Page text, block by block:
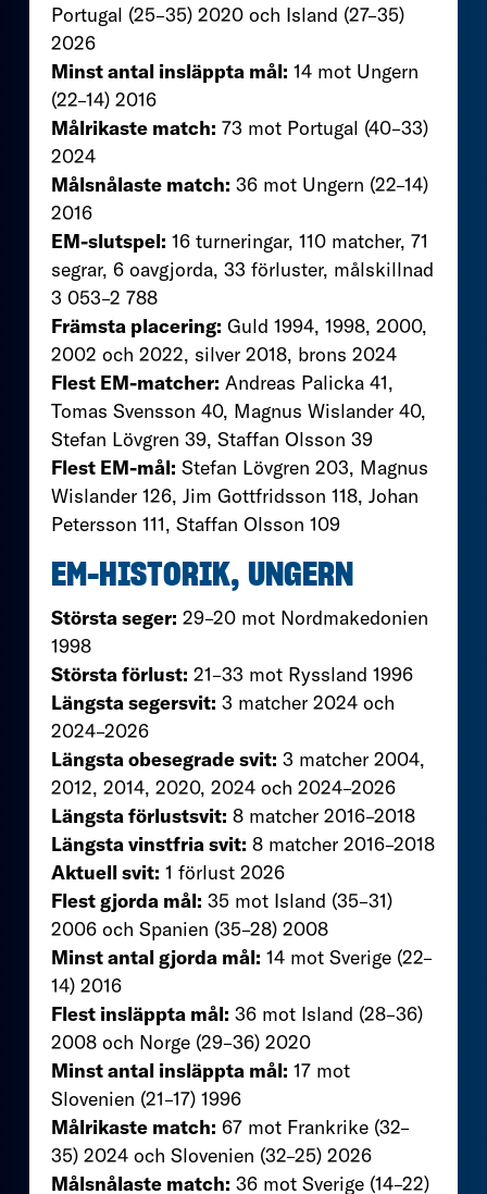
Portugal (25–35) 2020 och Island (27–35)
2026
Minst antal insläppta mål: 14 mot Ungern
(22–14) 2016
Målrikaste match: 73 mot Portugal (40–33)
2024
Målsnålaste match: 36 mot Ungern (22–14)
2016
EM-slutspel: 16 turneringar, 110 matcher, 71
segrar, 6 oavgjorda, 33 förluster, målskillnad
3 053–2 788
Främsta placering: Guld 1994, 1998, 2000,
2002 och 2022, silver 2018, brons 2024
Flest EM-matcher: Andreas Palicka 41,
Tomas Svensson 40, Magnus Wislander 40,
Stefan Lövgren 39, Staffan Olsson 39
Flest EM-mål: Stefan Lövgren 203, Magnus
Wislander 126, Jim Gottfridsson 118, Johan
Petersson 111, Staffan Olsson 109
EM-HISTORIK, UNGERN
Största seger: 29–20 mot Nordmakedonien
1998
Största förlust: 21–33 mot Ryssland 1996
Längsta segersvit: 3 matcher 2024 och
2024–2026
Längsta obesegrade svit: 3 matcher 2004,
2012, 2014, 2020, 2024 och 2024–2026
Längsta förlustsvit: 8 matcher 2016–2018
Längsta vinstfria svit: 8 matcher 2016–2018
Aktuell svit: 1 förlust 2026
Flest gjorda mål: 35 mot Island (35–31)
2006 och Spanien (35–28) 2008
Minst antal gjorda mål: 14 mot Sverige (22–
14) 2016
Flest insläppta mål: 36 mot Island (28–36)
2008 och Norge (29–36) 2020
Minst antal insläppta mål: 17 mot
Slovenien (21–17) 1996
Målrikaste match: 67 mot Frankrike (32–
35) 2024 och Slovenien (32–25) 2026
Målsnålaste match: 36 mot Sverige (14–22)